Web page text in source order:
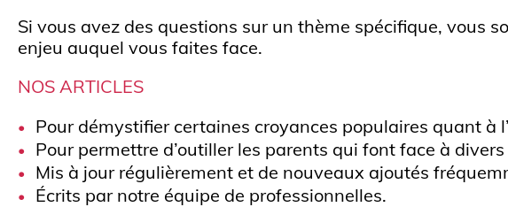
Si vous avez des questions sur un thème spécifique, vous
enjeu auquel vous faites face.
NOS ARTICLES
Pour démystifier certaines croyances populaires quant à
Pour permettre d’outiller les parents qui font face à
Mis à jour régulièrement et de nouveaux ajoutés
Écrits par notre équipe de professionnelles.